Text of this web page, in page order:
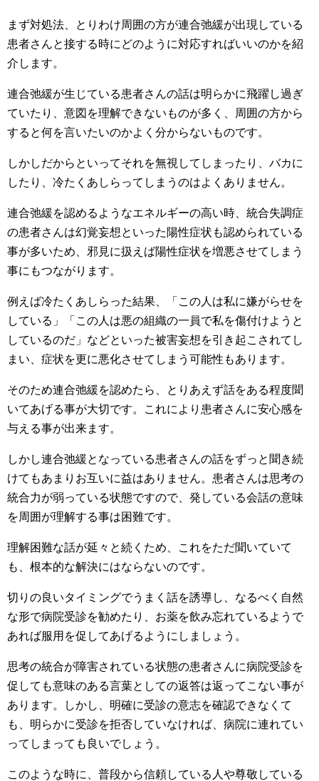
まず対処法、とりわけ周囲の方が連合弛緩が出現している
患者さんと接する時にどのように対応すればいいのかを紹
介します。
連合弛緩が生じている患者さんの話は明らかに飛躍し過ぎ
ていたり、意図を理解できないものが多く、周囲の方から
すると何を言いたいのかよく分からないものです。
しかしだからといってそれを無視してしまったり、バカに
したり、冷たくあしらってしまうのはよくありません。
連合弛緩を認めるようなエネルギーの高い時、統合失調症
の患者さんは幻覚妄想といった陽性症状も認められている
事が多いため、邪見に扱えば陽性症状を増悪させてしまう
事にもつながります。
例えば冷たくあしらった結果、「この人は私に嫌がらせを
している」「この人は悪の組織の一員で私を傷付けようと
しているのだ」などといった被害妄想を引き起こされてし
まい、症状を更に悪化させてしまう可能性もあります。
そのため連合弛緩を認めたら、とりあえず話をある程度聞
いてあげる事が大切です。これにより患者さんに安心感を
与える事が出来ます。
しかし連合弛緩となっている患者さんの話をずっと聞き続
けてもあまりお互いに益はありません。患者さんは思考の
統合力が弱っている状態ですので、発している会話の意味
を周囲が理解する事は困難です。
理解困難な話が延々と続くため、これをただ聞いていて
も、根本的な解決にはならないのです。
切りの良いタイミングでうまく話を誘導し、なるべく自然
な形で病院受診を勧めたり、お薬を飲み忘れているようで
あれば服用を促してあげるようにしましょう。
思考の統合が障害されている状態の患者さんに病院受診を
促しても意味のある言葉としての返答は返ってこない事が
あります。しかし、明確に受診の意志を確認できなくて
も、明らかに受診を拒否していなければ、病院に連れてい
ってしまっても良いでしょう。
このような時に、普段から信頼している人や尊敬している